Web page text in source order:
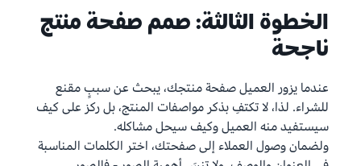
الخطوة الثالثة: صمم صفحة منتج
ناجحة
عندما يزور العميل صفحة منتجك، يبحث عن سببٍ مقنع
للشراء. لذا، لا تكتفِ بذكر مواصفات المنتج، بل ركز على كيف
سيستفيد منه العميل وكيف سيحل مشاكله.
ولضمان وصول العملاء إلى صفحتك، اختر الكلمات المناسبة